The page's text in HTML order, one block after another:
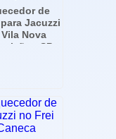
de
Jacuzzi
Nova
- SP